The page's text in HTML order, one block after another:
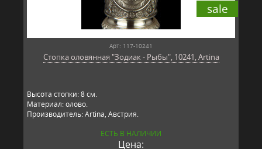
sale
Арт: 117-10241
Стопка оловянная "Зодиак - Рыбы", 10241, Artina
Высота стопки: 8 см.
Материал: олово.
Производитель: Artina, Австрия.
ЕСТЬ В НАЛИЧИИ
Цена: